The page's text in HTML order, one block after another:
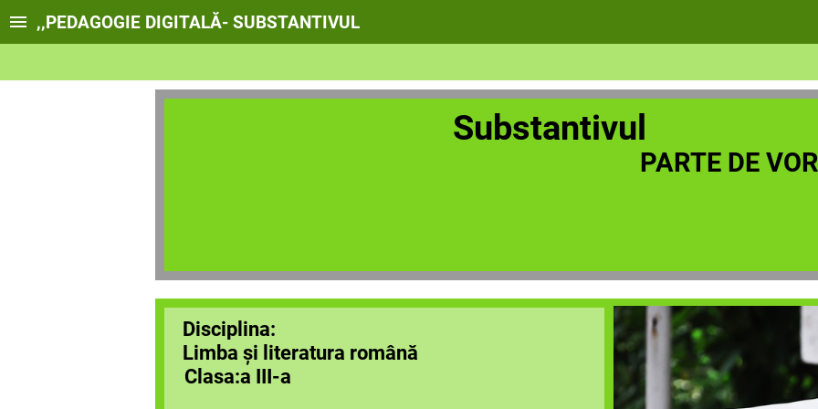
,,PEDAGOGIE DIGITALĂ- SUBSTANTIVUL
Substantivul
PARTE DE
Disciplina:
Limba și literatura română
Clasa:a III-a